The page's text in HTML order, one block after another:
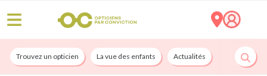
Trouvez un opticien La vue des enfants Actualités Nos services